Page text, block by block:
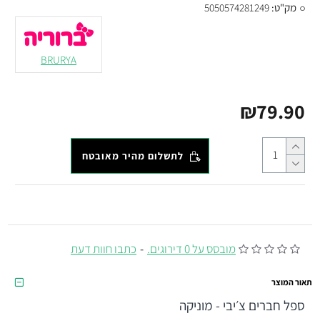
מובסס על 0 דירוגים. - כתבו חוות דעת
₪79.90
מק"ט: 5050574281249
BRURYA
לתשלום מהיר מאובטח
תאור המוצר
ספל חברים צ׳יבי - מוניקה